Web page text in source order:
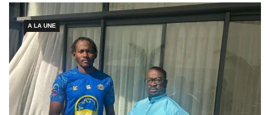
annoncé […]
A LA UNE